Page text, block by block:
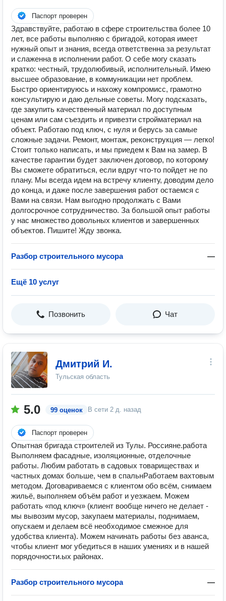
Паспорт проверен
Здравствуйте, работаю в сфере строительства более 10
лет, все работы выполняю с бригадой, которая имеет
нужный опыт и знания, всегда ответственна за результат
и слаженна в исполнении работ. О себе могу сказать
кратко: честный, трудолюбивый, исполнительный. Имею
высшее образование, в коммуникации нет проблем.
Быстро ориентируюсь и нахожу компромисс, грамотно
консультирую и даю дельные советы. Могу подсказать,
где закупить качественный материал по доступным
ценам или сам съездить и привезти стройматериал на
объект. Работаю под ключ, с нуля и берусь за самые
сложные задачи. Ремонт, монтаж, реконструкция — легко!
Стоит только написать, и мы приедем к Вам на замер. В
качестве гарантии будет заключен договор, по которому
Вы сможете обратиться, если вдруг что-то пойдет не по
плану. Мы всегда идем на встречу клиенту, доводим дело
до конца, и даже после завершения работ остаемся с
Вами на связи. Нам выгодно продолжать с Вами
долгосрочное сотрудничество. За большой опыт работы
у нас множество довольных клиентов и завершенных
объектов. Пишите! Жду звонка.
Разбор строительного мусора —
Ещё 10 услуг
Позвонить Чат
Дмитрий И.
Тульская область
5.0 99 оценок В сети 2 д. назад
Паспорт проверен
Опытная бригада строителей из Тулы. Россияне.работа
Выполняем фасадные, изоляционные, отделочные
работы. Любим работать в садовых товариществах и
частных домах больше, чем в спальнРаботаем вахтовым
методом. Договариваемся с клиентом обо всём, снимаем
жильё, выполняем объём работ и уезжаем. Можем
работать «под ключ» (клиент вообще ничего не делает -
мы вывозим мусор, закупаем материалы, поднимаем,
опускаем и делаем всё необходимое смежное для
удобства клиента). Можем начинать работы без аванса,
чтобы клиент мог убедиться в наших умениях и в нашей
порядочности.ых районах.
Разбор строительного мусора —